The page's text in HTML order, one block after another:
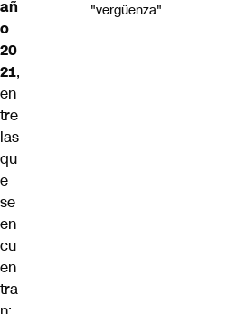
añ
o
20
21,
en
tre
las
qu
e
se
en
cu
en
tra
"vergüenza"